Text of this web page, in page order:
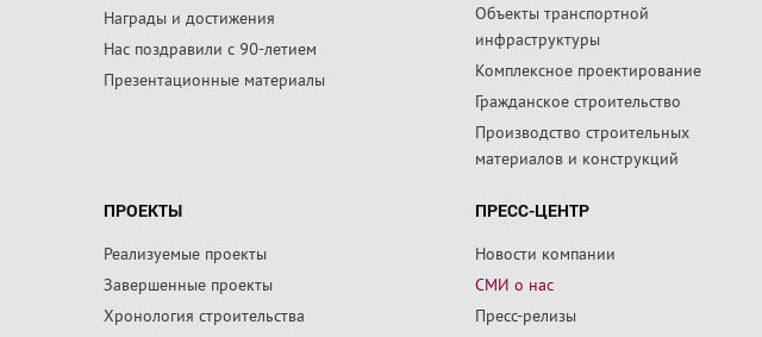
Награды и достижения
Нас поздравили с 90-летием
Презентационные материалы
Объекты транспортной
инфраструктуры
Комплексное проектирование
Гражданское строительство
Производство строительных
материалов и конструкций
ПРОЕКТЫ
Реализуемые проекты
Завершенные проекты
Хронология строительства
ПРЕСС-ЦЕНТР
Новости компании
СМИ о нас
Пресс-релизы